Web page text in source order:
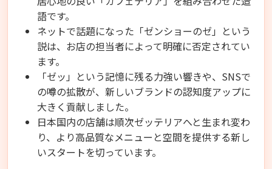
語です。
ネットで話題になった「ゼンショーのゼ」という
説は、お店の担当者によって明確に否定されてい
ます。
「ゼッ」という記憶に残る力強い響きや、SNSで
の噂の拡散が、新しいブランドの認知度アップに
大きく貢献しました。
日本国内の店舗は順次ゼッテリアへと生まれ変わ
り、より高品質なメニューと空間を提供する新し
いスタートを切っています。